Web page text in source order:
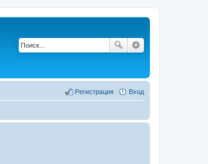
Вход
Регистрация